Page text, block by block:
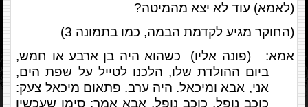
(לאמא) עוד לא יצא מהמיטה?
(החוקר מגיע לקדמת הבמה, כמו בתמונה 3)
אמא: (פונה אליו) כשהוא היה בן ארבע או חמש,
ביום ההולדת שלו, הלכנו לטייל על שפת הים,
אני, אבא ומיכאל. היה ערב. פתאום מיכאל צעק:
כוכב נופל, כוכב נופל. אבא אמר: סימן שעכשיו